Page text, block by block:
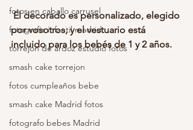
fotos en caballo carrusel
fotografia infantil madrid
torrejon de ardoz estudio fotos
smash cake torrejon
fotos cumpleaños bebe
smash cake Madrid fotos
fotografo bebes Madrid
El decorado es personalizado, elegido
por vosotros, y el vestuario está
incluido para los bebés de 1 y 2 años.